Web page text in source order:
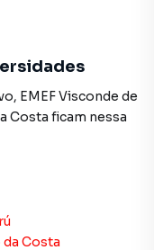
na
ofertas para
seu estilo de
online, com
Xavier e Brito
em São Paulo
praticidade de
, EMEF Visconde de
Costa ficam nessa
da Costa